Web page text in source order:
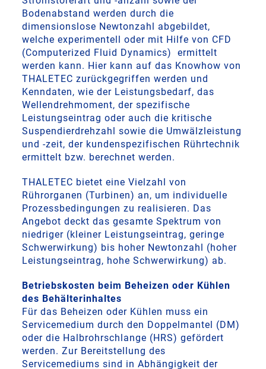
Bodenabstand werden durch die
dimensionslose Newtonzahl abgebildet,
welche experimentell oder mit Hilfe von CFD
(Computerized Fluid Dynamics) ermittelt
werden kann. Hier kann auf das Knowhow von
THALETEC zurückgegriffen werden und
Kenndaten, wie der Leistungsbedarf, das
Wellendrehmoment, der spezifische
Leistungseintrag oder auch die kritische
Suspendierdrehzahl sowie die Umwälzleistung
und -zeit, der kundenspezifischen Rührtechnik
ermittelt bzw. berechnet werden.
THALETEC bietet eine Vielzahl von
Rührorganen (Turbinen) an, um individuelle
Prozessbedingungen zu realisieren. Das
Angebot deckt das gesamte Spektrum von
niedriger (kleiner Leistungseintrag, geringe
Schwerwirkung) bis hoher Newtonzahl (hoher
Leistungseintrag, hohe Schwerwirkung) ab.
Betriebskosten beim Beheizen oder Kühlen
des Behälterinhaltes
Für das Beheizen oder Kühlen muss ein
Servicemedium durch den Doppelmantel (DM)
oder die Halbrohrschlange (HRS) gefördert
werden. Zur Bereitstellung des
Servicemediums sind in Abhängigkeit der